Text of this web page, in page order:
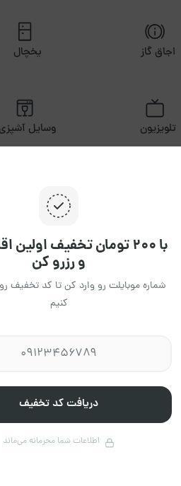
اجاق گاز یخچال
تلویزیون وسایل آشپزی
با ۲۰۰ تومان تخفیف
و رزرو کن
شماره موبایلت رو وارد کن تا کد تخفیف
کنیم
دریافت کد تخفیف
اطلاعات شما محرمانه می‌ماند